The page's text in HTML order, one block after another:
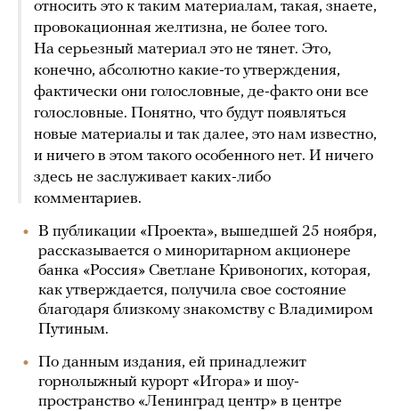
относить это к таким материалам, такая, знаете,
провокационная желтизна, не более того.
На серьезный материал это не тянет. Это,
конечно, абсолютно какие-то утверждения,
фактически они голословные, де-факто они все
голословные. Понятно, что будут появляться
новые материалы и так далее, это нам известно,
и ничего в этом такого особенного нет. И ничего
здесь не заслуживает каких-либо
комментариев.
В публикации «Проекта», вышедшей 25 ноября,
рассказывается о миноритарном акционере
банка «Россия» Светлане Кривоногих, которая,
как утверждается, получила свое состояние
благодаря близкому знакомству с Владимиром
Путиным.
По данным издания, ей принадлежит
горнолыжный курорт «Игора» и шоу-
пространство «Ленинград центр» в центре